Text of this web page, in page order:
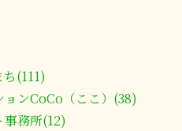
(111)
ンCoCo（ここ）(38)
事務所(12)